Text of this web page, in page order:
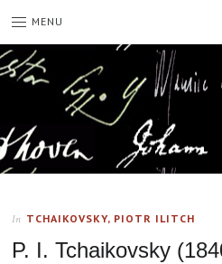
MENU
In TCHAIKOVSKY, PIOTR ILITCH
P. I. Tchaikovsky